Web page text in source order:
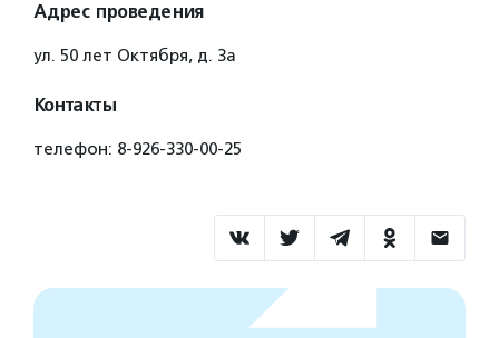
Адрес проведения
ул. 50 лет Октября, д. 3а
Контакты
телефон: 8-926-330-00-25